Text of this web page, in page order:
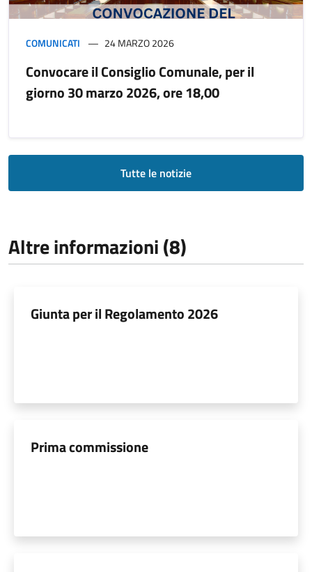
COMUNICATI 24 MARZO 2026
Convocare il Consiglio Comunale, per il
giorno 30 marzo 2026, ore 18,00
Tutte le notizie
Altre informazioni (8)
Giunta per il Regolamento 2026
Prima commissione